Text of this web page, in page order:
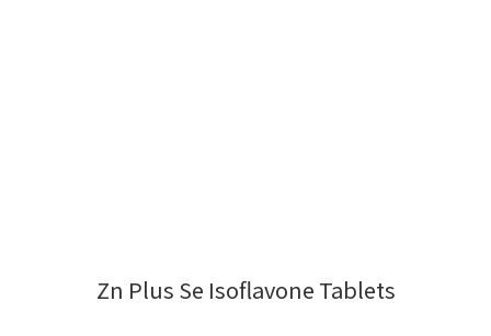
Zn Plus Se Isoflavone Tablets